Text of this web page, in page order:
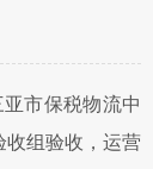
市保税物流中
收组验收，运营